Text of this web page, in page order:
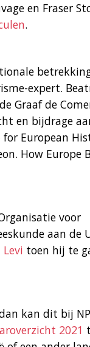
en Fraser
.
expert.
Graaf de
en bijdrage
European
How Europe
voor
aan de
Levi toen hij te
kan dit bij
2021